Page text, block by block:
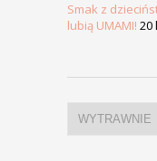
Smak z
lubią UMAMI! 20